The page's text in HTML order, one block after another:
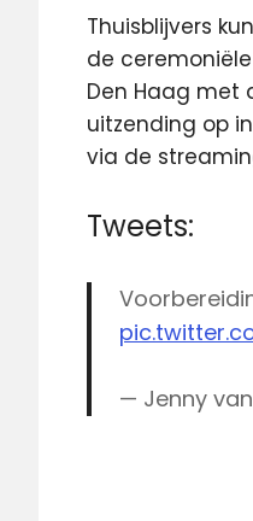
Thuisblijvers
de
Den Haag met
uitzending op
via de
Tweets:
— Jenny